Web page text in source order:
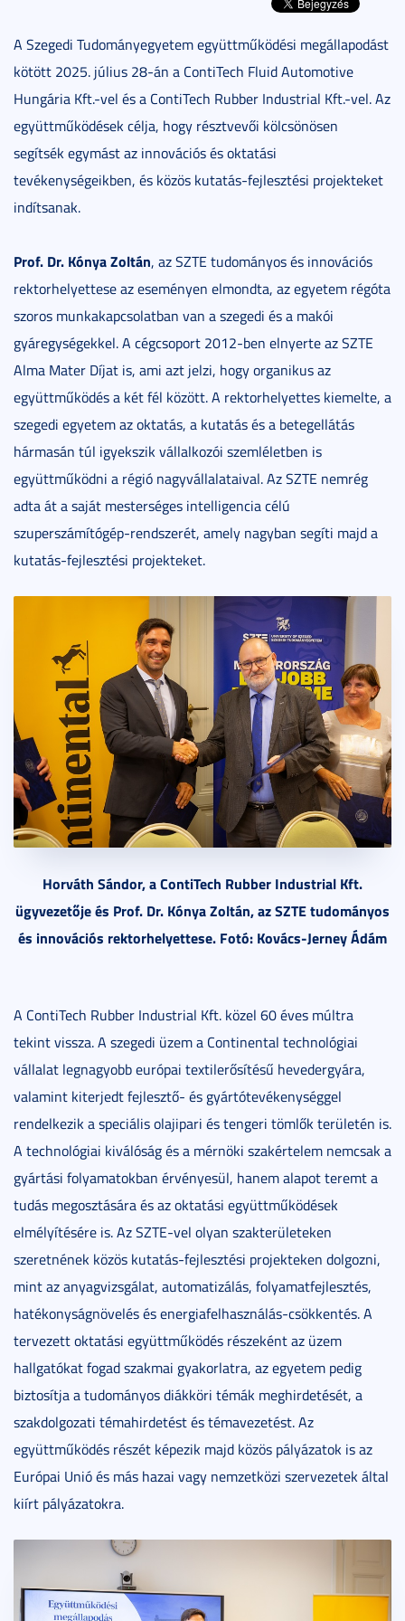
A Szegedi Tudományegyetem együttműködési megállapodást
kötött 2025. július 28-án a ContiTech Fluid Automotive
Hungária Kft.-vel és a ContiTech Rubber Industrial Kft.-vel. Az
együttműködések célja, hogy résztvevői kölcsönösen
segítsék egymást az innovációs és oktatási
tevékenységeikben, és közös kutatás-fejlesztési projekteket
indítsanak.
Prof. Dr. Kónya Zoltán, az SZTE tudományos és innovációs
rektorhelyettese az eseményen elmondta, az egyetem régóta
szoros munkakapcsolatban van a szegedi és a makói
gyáregységekkel. A cégcsoport 2012-ben elnyerte az SZTE
Alma Mater Díjat is, ami azt jelzi, hogy organikus az
együttműködés a két fél között. A rektorhelyettes kiemelte, a
szegedi egyetem az oktatás, a kutatás és a betegellátás
hármasán túl igyekszik vállalkozói szemléletben is
együttműködni a régió nagyvállalataival. Az SZTE nemrég
adta át a saját mesterséges intelligencia célú
szuperszámítógép-rendszerét, amely nagyban segíti majd a
kutatás-fejlesztési projekteket.
Horváth Sándor, a ContiTech Rubber Industrial Kft.
ügyvezetője és Prof. Dr. Kónya Zoltán, az SZTE tudományos
és innovációs rektorhelyettese. Fotó: Kovács-Jerney Ádám
A ContiTech Rubber Industrial Kft. közel 60 éves múltra
tekint vissza. A szegedi üzem a Continental technológiai
vállalat legnagyobb európai textilerősítésű hevedergyára,
valamint kiterjedt fejlesztő- és gyártótevékenységgel
rendelkezik a speciális olajipari és tengeri tömlők területén is.
A technológiai kiválóság és a mérnöki szakértelem nemcsak a
gyártási folyamatokban érvényesül, hanem alapot teremt a
tudás megosztására és az oktatási együttműködések
elmélyítésére is. Az SZTE-vel olyan szakterületeken
szeretnének közös kutatás-fejlesztési projekteken dolgozni,
mint az anyagvizsgálat, automatizálás, folyamatfejlesztés,
hatékonyságnövelés és energiafelhasználás-csökkentés. A
tervezett oktatási együttműködés részeként az üzem
hallgatókat fogad szakmai gyakorlatra, az egyetem pedig
biztosítja a tudományos diákköri témák meghirdetését, a
szakdolgozati témahirdetést és témavezetést. Az
együttműködés részét képezik majd közös pályázatok is az
Európai Unió és más hazai vagy nemzetközi szervezetek által
kiírt pályázatokra.